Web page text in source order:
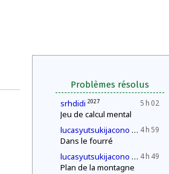
Problèmes résolus
5 h 02
srhdidi 2027
Jeu de calcul mental
4 h 59
lucasyutsukijacono 2030
Dans le fourré
4 h 49
lucasyutsukijacono 2030
Plan de la montagne